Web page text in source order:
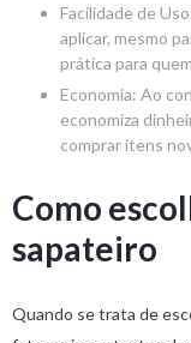
Facilidade de
aplicar, mesmo
prática para
Economia: Ao
economiza
comprar itens
Como
sapateiro
Quando se trata de